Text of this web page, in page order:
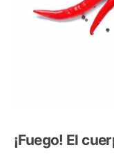
¡Fuego! El